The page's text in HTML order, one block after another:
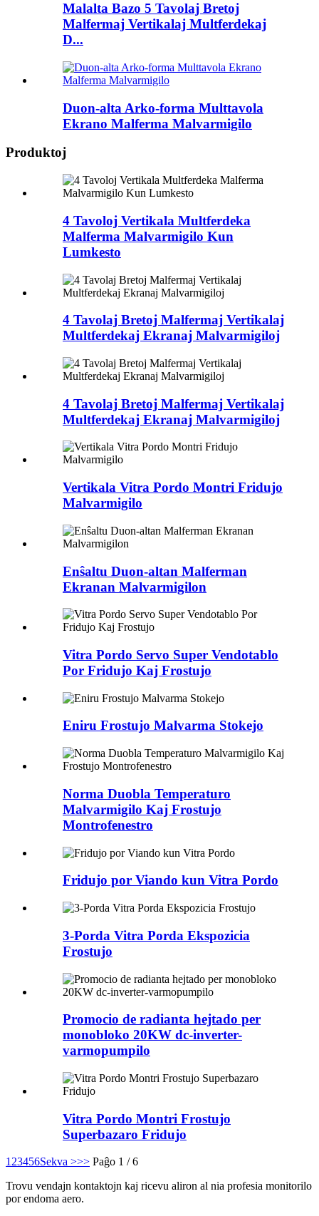
Malalta Bazo 5 Tavolaj Bretoj
Malfermaj Vertikalaj Multferdekaj
D...
Duon-alta Arko-forma Multtavola
Ekrano Malferma Malvarmigilo
Produktoj
4 Tavoloj Vertikala Multferdeka
Malferma Malvarmigilo Kun
Lumkesto
4 Tavolaj Bretoj Malfermaj Vertikalaj
Multferdekaj Ekranaj Malvarmigiloj
4 Tavolaj Bretoj Malfermaj Vertikalaj
Multferdekaj Ekranaj Malvarmigiloj
Vertikala Vitra Pordo Montri Fridujo
Malvarmigilo
Enŝaltu Duon-altan Malferman
Ekranan Malvarmigilon
Vitra Pordo Servo Super Vendotablo
Por Fridujo Kaj Frostujo
Eniru Frostujo Malvarma Stokejo
Norma Duobla Temperaturo
Malvarmigilo Kaj Frostujo
Montrofenestro
Fridujo por Viando kun Vitra Pordo
3-Porda Vitra Porda Ekspozicia
Frostujo
Promocio de radianta hejtado per
monobloko 20KW dc-inverter-
varmopumpilo
Vitra Pordo Montri Frostujo
Superbazaro Fridujo
1 23456Sekva >>> Paĝo 1 / 6
Trovu vendajn kontaktojn kaj ricevu aliron al nia profesia monitorilo
por endoma aero.